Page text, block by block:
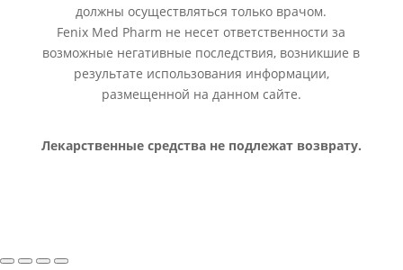
должны осуществляться только врачом.
Fenix Med Pharm не несет ответственности за
возможные негативные последствия, возникшие в
результате использования информации,
размещенной на данном сайте.
Лекарственные средства не подлежат возврату.